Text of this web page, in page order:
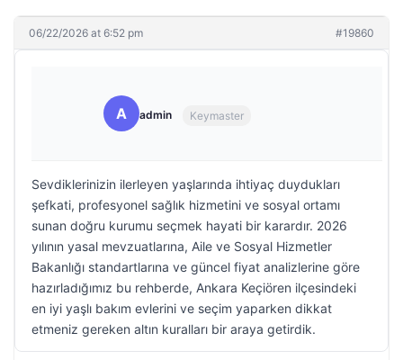
06/22/2026 at 6:52 pm #19860
A admin Keymaster
Sevdiklerinizin ilerleyen yaşlarında ihtiyaç duydukları
şefkati, profesyonel sağlık hizmetini ve sosyal ortamı
sunan doğru kurumu seçmek hayati bir karardır. 2026
yılının yasal mevzuatlarına, Aile ve Sosyal Hizmetler
Bakanlığı standartlarına ve güncel fiyat analizlerine göre
hazırladığımız bu rehberde, Ankara Keçiören ilçesindeki
en iyi yaşlı bakım evlerini ve seçim yaparken dikkat
etmeniz gereken altın kuralları bir araya getirdik.